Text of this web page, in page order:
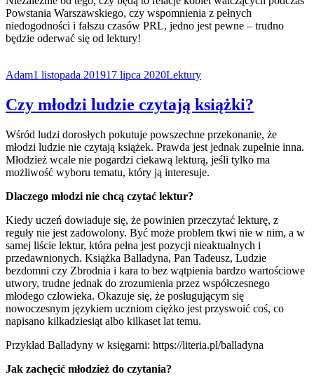
Powstania Warszawskiego, czy wspomnienia z pełnych
niedogodności i fałszu czasów PRL, jedno jest pewne – trudno
będzie oderwać się od lektury!
Adam1 listopada 201917 lipca 2020Lektury
Czy młodzi ludzie czytają książki?
Wśród ludzi dorosłych pokutuje powszechne przekonanie, że
młodzi ludzie nie czytają książek. Prawda jest jednak zupełnie inna.
Młodzież wcale nie pogardzi ciekawą lekturą, jeśli tylko ma
możliwość wyboru tematu, który ją interesuje.
Dlaczego młodzi nie chcą czytać lektur?
Kiedy uczeń dowiaduje się, że powinien przeczytać lekturę, z
reguły nie jest zadowolony. Być może problem tkwi nie w nim, a w
samej liście lektur, która pełna jest pozycji nieaktualnych i
przedawnionych. Książka Balladyna, Pan Tadeusz, Ludzie
bezdomni czy Zbrodnia i kara to bez wątpienia bardzo wartościowe
utwory, trudne jednak do zrozumienia przez współczesnego
młodego człowieka. Okazuje się, że posługującym się
nowoczesnym językiem uczniom ciężko jest przyswoić coś, co
napisano kilkadziesiąt albo kilkaset lat temu.
Przykład Balladyny w księgarni: https://literia.pl/balladyna
Jak zachęcić młodzież do czytania?